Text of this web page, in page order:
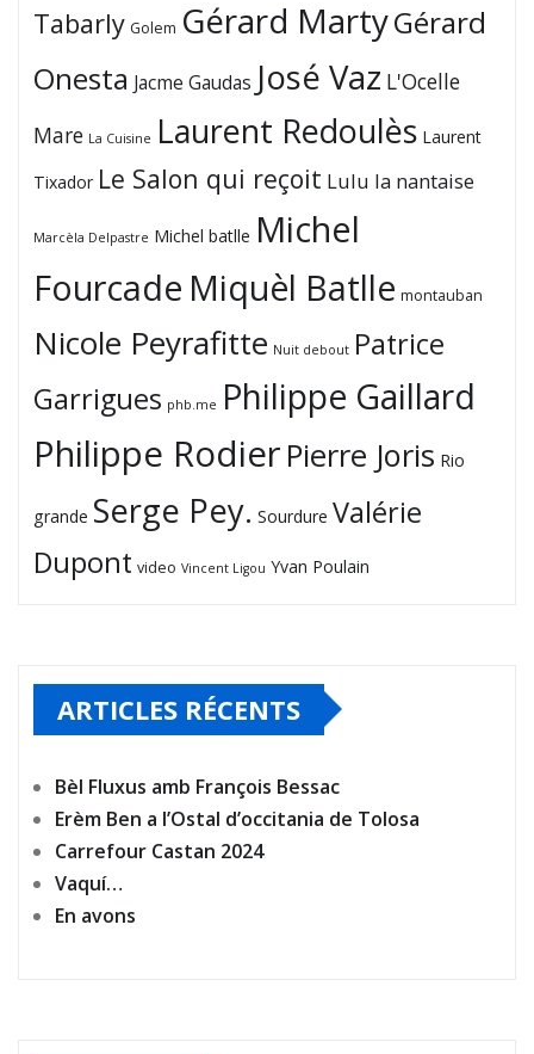
Tabarly Golem Gérard MartyGérard
Onesta Jacme Gaudas José Vaz L'Ocelle
Mare La Cuisine Laurent Redoulès Laurent
Tixador Le Salon qui reçoit Lulu la nantaise
Marcèla Delpastre Michel batlle Michel
Fourcade Miquèl Batlle montauban
Nicole Peyrafitte Nuit debout Patrice
Garrigues phb.me Philippe Gaillard
Philippe Rodier Pierre Joris Rio
grande Serge Pey. Sourdure Valérie
Dupont video Vincent Ligou Yvan Poulain
ARTICLES RÉCENTS
Bèl Fluxus amb François Bessac
Erèm Ben a l’Ostal d’occitania de Tolosa
Carrefour Castan 2024
Vaquí…
En avons